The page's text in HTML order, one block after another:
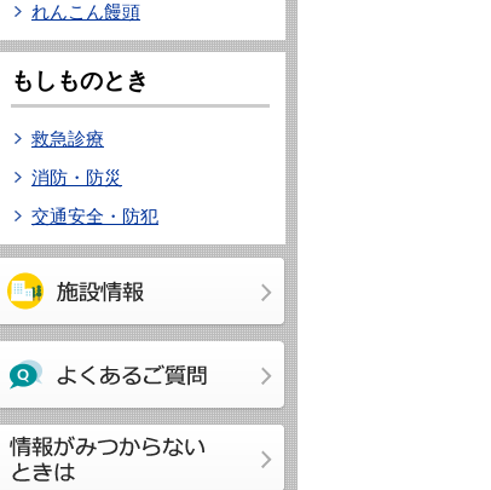
れんこん饅頭
もしものとき
救急診療
消防・防災
交通安全・防犯